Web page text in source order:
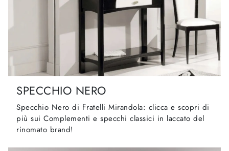
SPECCHIO NERO
Specchio Nero di Fratelli Mirandola: clicca e scopri di
più sui Complementi e specchi classici in laccato del
rinomato brand!